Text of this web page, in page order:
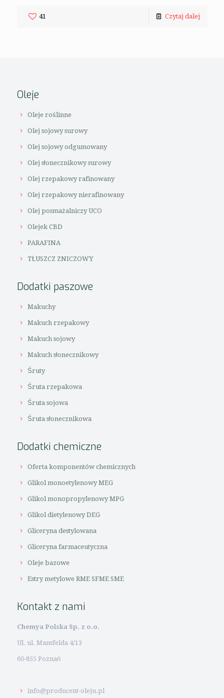
41 Czytaj dalej
Oleje
Oleje roślinne
Olej sojowy surowy
Olej sojowy odgumowany
Olej słonecznikowy surowy
Olej rzepakowy rafinowany
Olej rzepakowy nierafinowany
Olej posmażalniczy UCO
Olejek CBD
PARAFINA
TŁUSZCZ ZNICZOWY
Dodatki paszowe
Makuchy
Makuch rzepakowy
Makuch sojowy
Makuch słonecznikowy
Śruty
Śruta rzepakowa
Śruta sojowa
Śruta słonecznikowa
Dodatki chemiczne
Oferta komponentów chemicznych
Glikol monoetylenowy MEG
Glikol monopropylenowy MPG
Glikol dietylenowy DEG
Gliceryna destylowana
Gliceryna farmaceutyczna
Oleje bazowe
Estry metylowe RME SFME SME
Kontakt z nami
Chemya Polska Sp. z o.o.
Ul. ul. Mansfelda 4/13
60-855 Poznań
info@producent-oleju.pl